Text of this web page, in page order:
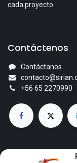
cada proyecto.
Contáctenos
Contáctanos
+56 65 2270990